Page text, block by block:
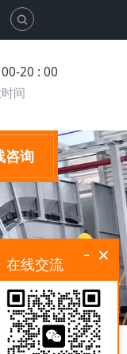
T
o
g
l
e
S
e
a
20 : 00
间
咨询
×
-
在线交流